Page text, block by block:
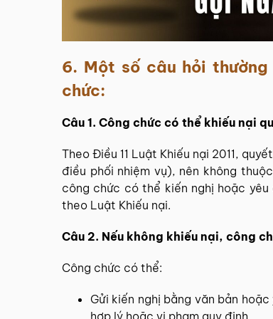
6. Một số câu hỏi
chức:
Câu 1. Công chức có thể khiếu nại
Theo Điều 11 Luật Khiếu nại 2011,
điều phối nhiệm vụ), nên không
công chức có thể kiến nghị hoặc
theo Luật Khiếu nại.
Câu 2. Nếu không khiếu nại, công
Công chức có thể:
Gửi kiến nghị bằng văn bản
hợp lý hoặc vi phạm quy định.